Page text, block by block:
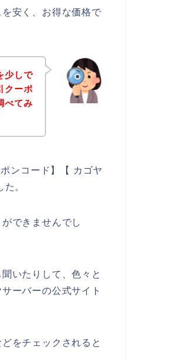
安く、お得な価格で
少しで
クーポ
べてみ
ンコード】【 カゴヤ
。
できませんでし
いたりして、色々と
ーバーの公式サイト
をチェックされると